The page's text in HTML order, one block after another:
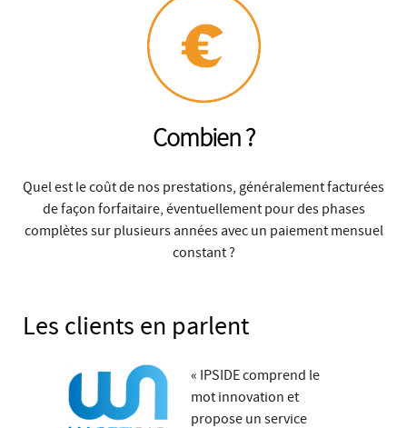
Combien ?
Quel est le coût de nos prestations, généralement facturées
de façon forfaitaire, éventuellement pour des phases
complètes sur plusieurs années avec un paiement mensuel
constant ?
Les clients en parlent
« IPSIDE comprend le
mot innovation et
propose un service